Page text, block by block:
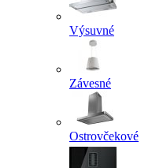
Výsuvné
Závesné
Ostrovčekové